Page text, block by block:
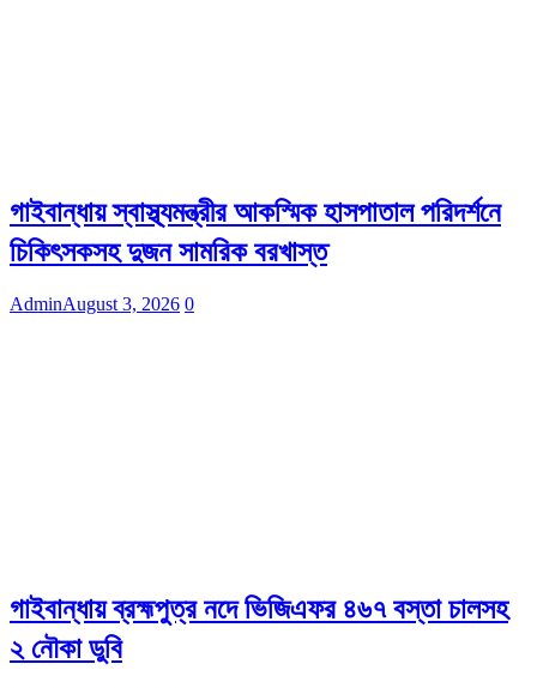
গাইবান্ধায় স্বাস্থ্যমন্ত্রীর আকস্মিক হাসপাতাল পরিদর্শনে
চিকিৎসকসহ দুজন সামরিক বরখাস্ত
AdminAugust 3, 2026 0
গাইবান্ধায় ব্রহ্মপুত্র নদে ভিজিএফর ৪৬৭ বস্তা চালসহ
২ নৌকা ডুবি